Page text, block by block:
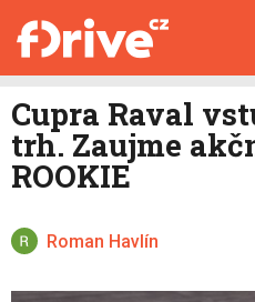
KATALOG
MAPA STANIC
DALŠÍ
HYBRIDY
E-MOTORSPORT
OSTATNÍ
Facebook
Cupra Raval
trh. Zaujme
ROOKIE
Roman Havlín